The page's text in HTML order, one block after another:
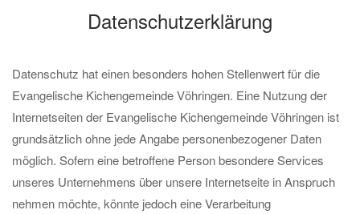
Datenschutzerklärung
Datenschutz hat einen besonders hohen Stellenwert für die
Evangelische Kichengemeinde Vöhringen. Eine Nutzung der
Internetseiten der Evangelische Kichengemeinde Vöhringen ist
grundsätzlich ohne jede Angabe personenbezogener Daten
möglich. Sofern eine betroffene Person besondere Services
unseres Unternehmens über unsere Internetseite in Anspruch
nehmen möchte, könnte jedoch eine Verarbeitung